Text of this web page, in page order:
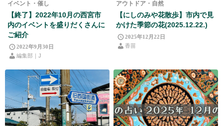
イベント・催し
【終了】2022年10月の西宮市
内のイベントを盛りだくさんに
ご紹介
2022年9月30日
編集部｜J
アウトドア・自然
【にしのみや花散歩】市内で見
かけた季節の花(2025.12.22.)
2025年12月22日
香苗